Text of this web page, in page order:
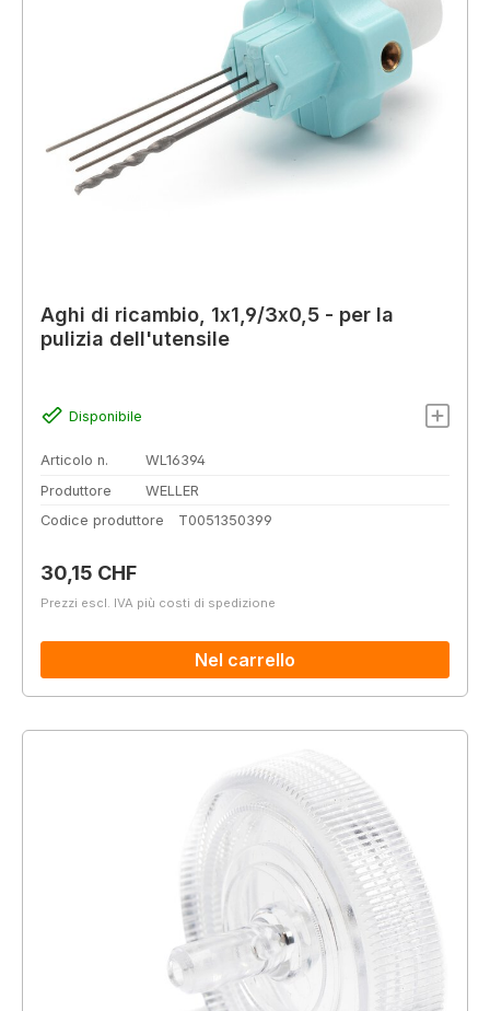
Aghi di ricambio, 1x1,9/3x0,5 - per la
pulizia dell'utensile
Disponibile
Articolo n.
WL16394
Produttore
WELLER
Codice produttore
T0051350399
Prezzo normale:
30,15 CHF
Prezzi escl. IVA più costi di spedizione
Nel carrello